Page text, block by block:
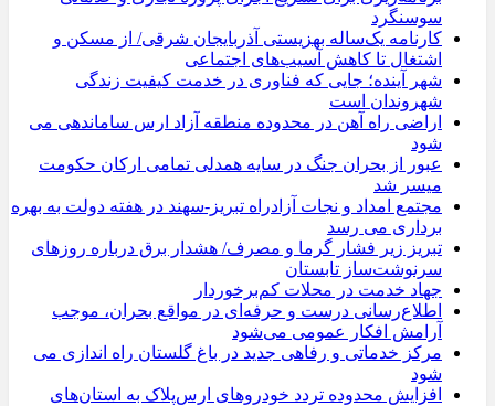
سوسنگرد
کارنامه یک‌ساله بهزیستی آذربایجان شرقی/ از مسکن و
اشتغال تا کاهش آسیب‌های اجتماعی
شهر آینده؛ جایی که فناوری در خدمت کیفیت زندگی
شهروندان است
اراضی راه آهن در محدوده منطقه آزاد ارس ساماندهی می
شود
عبور از بحران جنگ در سایه همدلی تمامی ارکان حکومت
میسر شد
مجتمع امداد و نجات آزادراه تبریز-سهند در هفته دولت به بهره
‌برداری می‌ رسد
تبریز زیر فشار گرما و مصرف/ هشدار برق درباره روزهای
سرنوشت‌ساز تابستان
جهاد خدمت در محلات کم‌برخوردار
اطلاع‌رسانی درست و حرفه‌ای در مواقع بحران، موجب
آرامش افکار عمومی می‌شود
مرکز خدماتی و رفاهی جدید در باغ گلستان راه اندازی می
شود
افزایش محدوده تردد خودروهای ارس‌پلاک به استان‌های